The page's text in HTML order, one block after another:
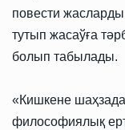
повести
тутып жасаўға
болып табылады.
«Кишкене
философиялық